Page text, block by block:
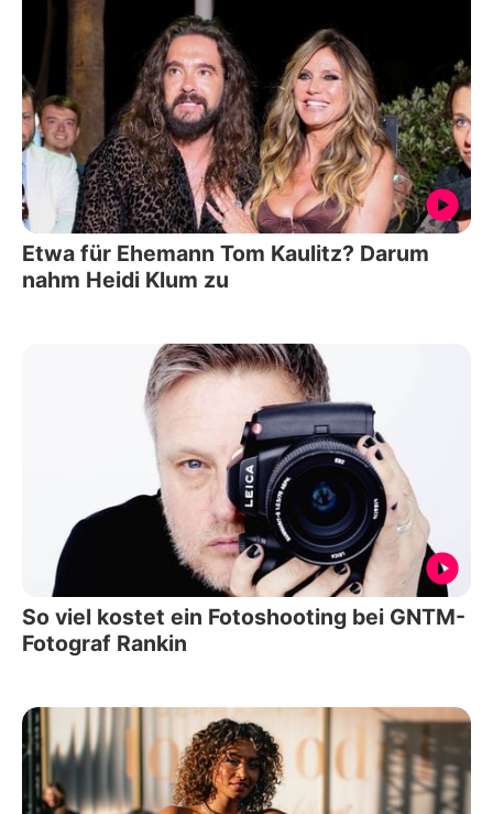
Etwa für Ehemann Tom Kaulitz? Darum
nahm Heidi Klum zu
So viel kostet ein Fotoshooting bei GNTM-
Fotograf Rankin